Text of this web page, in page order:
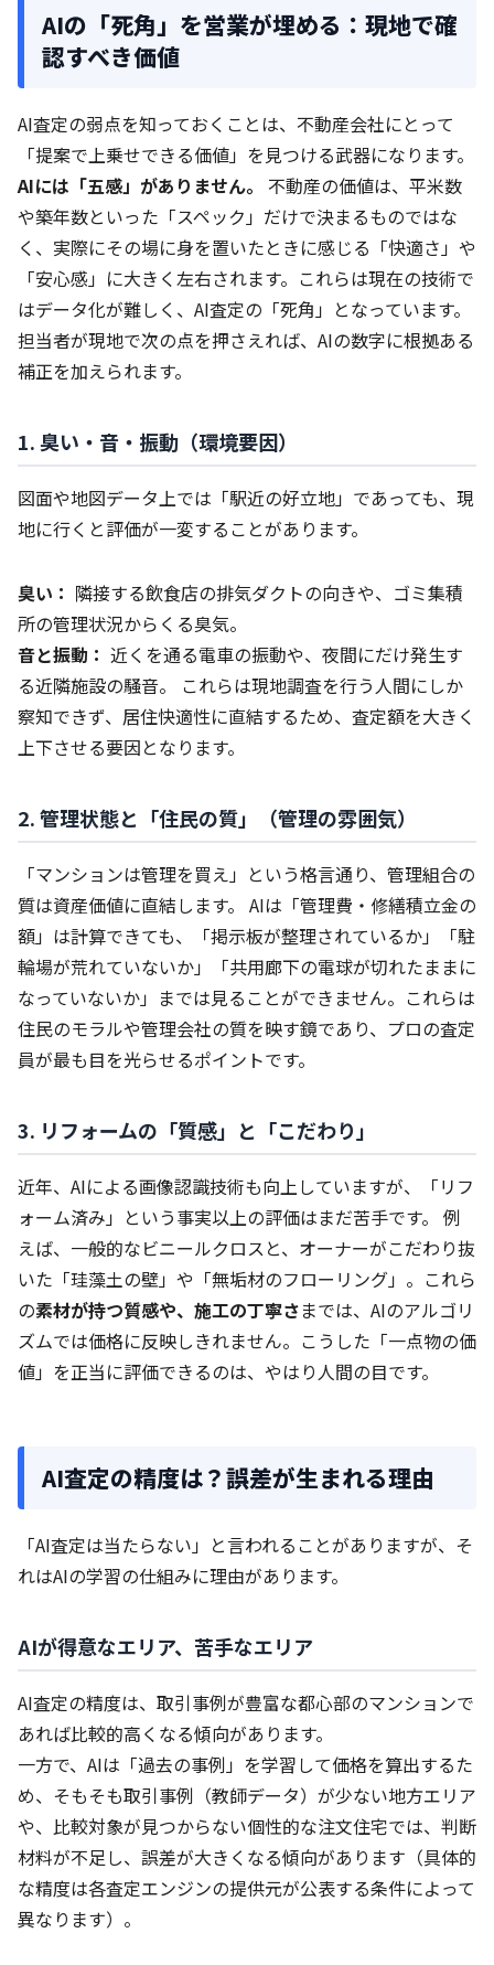
AIの「死角」を営業が埋める：現地で確
認すべき価値
AI査定の弱点を知っておくことは、不動産会社にとって
「提案で上乗せできる価値」を見つける武器になります。
AIには「五感」がありません。
不動産の価値は、平米数
や築年数といった「スペック」だけで決まるものではな
く、実際にその場に身を置いたときに感じる「快適さ」や
「安心感」に大きく左右されます。これらは現在の技術で
はデータ化が難しく、AI査定の「死角」となっています。
担当者が現地で次の点を押さえれば、AIの数字に根拠ある
補正を加えられます。
1. 臭い・音・振動（環境要因）
図面や地図データ上では「駅近の好立地」であっても、現
地に行くと評価が一変することがあります。
臭い： 隣接する飲食店の排気ダクトの向きや、ゴミ集積
所の管理状況からくる臭気。
音と振動： 近くを通る電車の振動や、夜間にだけ発生す
る近隣施設の騒音。 これらは現地調査を行う人間にしか
察知できず、居住快適性に直結するため、査定額を大きく
上下させる要因となります。
2. 管理状態と「住民の質」（管理の雰囲気）
「マンションは管理を買え」という格言通り、管理組合の
質は資産価値に直結します。 AIは「管理費・修繕積立金の
額」は計算できても、「掲示板が整理されているか」「駐
輪場が荒れていないか」「共用廊下の電球が切れたままに
なっていないか」までは見ることができません。これらは
住民のモラルや管理会社の質を映す鏡であり、プロの査定
員が最も目を光らせるポイントです。
3. リフォームの「質感」と「こだわり」
近年、AIによる画像認識技術も向上していますが、「リフ
ォーム済み」という事実以上の評価はまだ苦手です。 例
えば、一般的なビニールクロスと、オーナーがこだわり抜
いた「珪藻土の壁」や「無垢材のフローリング」。これら
の素材が持つ質感や、施工の丁寧さまでは、AIのアルゴリ
ズムでは価格に反映しきれません。こうした「一点物の価
値」を正当に評価できるのは、やはり人間の目です。
AI査定の精度は？誤差が生まれる理由
「AI査定は当たらない」と言われることがありますが、そ
れはAIの学習の仕組みに理由があります。
AIが得意なエリア、苦手なエリア
AI査定の精度は、取引事例が豊富な都心部のマンションで
あれば比較的高くなる傾向があります。
一方で、AIは「過去の事例」を学習して価格を算出するた
め、そもそも取引事例（教師データ）が少ない地方エリア
や、比較対象が見つからない個性的な注文住宅では、判断
材料が不足し、誤差が大きくなる傾向があります（具体的
な精度は各査定エンジンの提供元が公表する条件によって
異なります）。